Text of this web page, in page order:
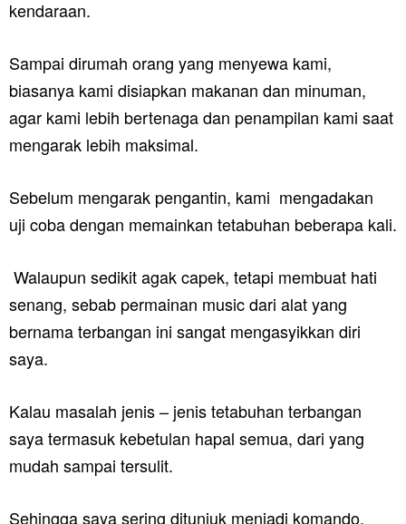
kendaraan.
Sampai dirumah orang yang menyewa kami,
biasanya kami disiapkan makanan dan minuman,
agar kami lebih bertenaga dan penampilan kami saat
mengarak lebih maksimal.
Sebelum mengarak pengantin, kami mengadakan
uji coba dengan memainkan tetabuhan beberapa kali.
Walaupun sedikit agak capek, tetapi membuat hati
senang, sebab permainan music dari alat yang
bernama terbangan ini sangat mengasyikkan diri
saya.
Kalau masalah jenis – jenis tetabuhan terbangan
saya termasuk kebetulan hapal semua, dari yang
mudah sampai tersulit.
Sehingga saya sering ditunjuk menjadi komando,